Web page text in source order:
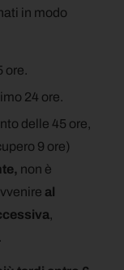
in modo
ore.
24 ore.
delle 45 ore,
9 ore)
non è
al
,